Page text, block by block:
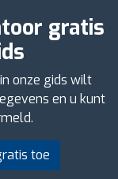
gratis
onze gids wilt
en u kunt
toe